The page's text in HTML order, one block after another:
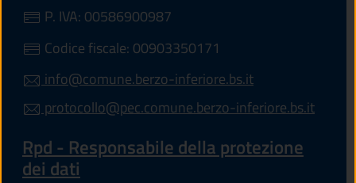
P. IVA: 00586900987
Codice fiscale: 00903350171
info@comune.berzo-inferiore.bs.it
protocollo@pec.comune.berzo-inferiore.bs.it
Rpd - Responsabile della protezione
dei dati